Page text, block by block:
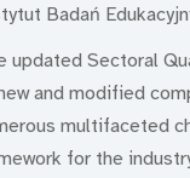
Badań
updated Sectoral
and modified
multifaceted
for the